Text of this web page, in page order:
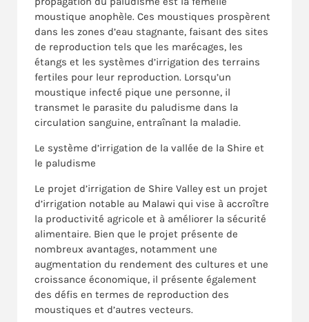
moustique anophèle. Ces moustiques prospèrent
dans les zones d’eau stagnante, faisant des sites
de reproduction tels que les marécages, les
étangs et les systèmes d’irrigation des terrains
fertiles pour leur reproduction. Lorsqu’un
moustique infecté pique une personne, il
transmet le parasite du paludisme dans la
circulation sanguine, entraînant la maladie.
Le système d’irrigation de la vallée de la Shire et
le paludisme
Le projet d’irrigation de Shire Valley est un projet
d’irrigation notable au Malawi qui vise à accroître
la productivité agricole et à améliorer la sécurité
alimentaire. Bien que le projet présente de
nombreux avantages, notamment une
augmentation du rendement des cultures et une
croissance économique, il présente également
des défis en termes de reproduction des
moustiques et d’autres vecteurs.